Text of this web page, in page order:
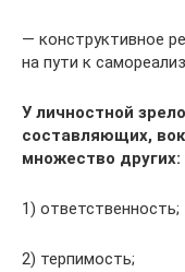
— конструктивное
на пути к
У личностной
составляющих,
множество других:
1) ответственность;
2) терпимость;